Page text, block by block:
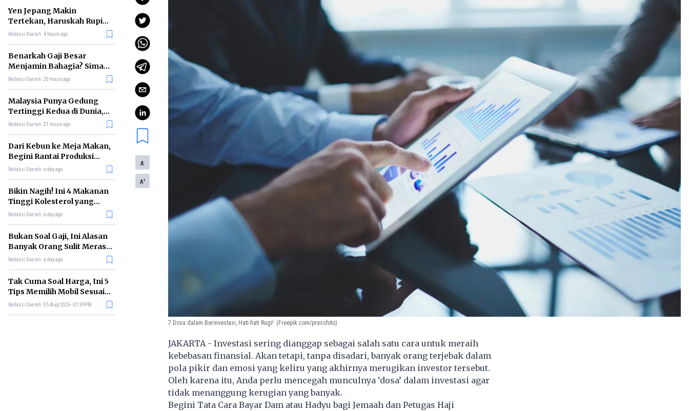
Yen Jepang Makin
Tertekan, Haruskah Rupiah
Ikut Khawatir?
Redaksi Daerah 4 hours ago
Benarkah Gaji Besar
Menjamin Bahagia? Simak
Penjelasan Ilmu Ekonomi
Redaksi Daerah 20 hours ago
Malaysia Punya Gedung
Tertinggi Kedua di Dunia,
Ini Daftar Lengkap 2026
Redaksi Daerah 21 hours ago
Dari Kebun ke Meja Makan,
Begini Rantai Produksi
Sawit di Indonesia
Redaksi Daerah a day ago
Bikin Nagih! Ini 4 Makanan
Tinggi Kolesterol yang
Sebaiknya Dikurangi
Redaksi Daerah a day ago
Bukan Soal Gaji, Ini Alasan
Banyak Orang Sulit Merasa
Cukup
Redaksi Daerah a day ago
Tak Cuma Soal Harga, Ini 5
Tips Memilih Mobil Sesuai
Kebutuhan
Redaksi Daerah 05 Aug 2026 - 01:39PM
A-
A+
7 Dosa dalam Berinvestasi, Hati-hati Rugi! (Freepik.com/pressfoto)
JAKARTA - Investasi sering dianggap sebagai salah satu cara untuk meraih
kebebasan finansial. Akan tetapi, tanpa disadari, banyak orang terjebak dalam
pola pikir dan emosi yang keliru yang akhirnya merugikan investor tersebut.
Oleh karena itu, Anda perlu mencegah munculnya ‘dosa’ dalam investasi agar
tidak menanggung kerugian yang banyak.
Begini Tata Cara Bayar Dam atau Hadyu bagi Jemaah dan Petugas Haji